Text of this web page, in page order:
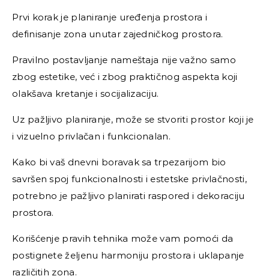
Prvi korak je planiranje uređenja prostora i
definisanje zona unutar zajedničkog prostora.
Pravilno postavljanje nameštaja nije važno samo
zbog estetike, već i zbog praktičnog aspekta koji
olakšava kretanje i socijalizaciju.
Uz pažljivo planiranje, može se stvoriti prostor koji je
i vizuelno privlačan i funkcionalan.
Kako bi vaš dnevni boravak sa trpezarijom bio
savršen spoj funkcionalnosti i estetske privlačnosti,
potrebno je pažljivo planirati raspored i dekoraciju
prostora.
Korišćenje pravih tehnika može vam pomoći da
postignete željenu harmoniju prostora i uklapanje
različitih zona.